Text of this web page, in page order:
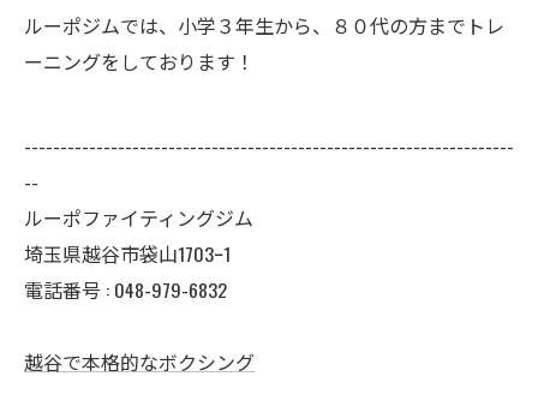
ルーポジムでは、小学３年生から、８０代の方までトレ
ーニングをしております！
--------------------------------------------------------------------
--
ルーポファイティングジム
埼玉県越谷市袋山1703ｰ1
電話番号 : 048-979-6832
越谷で本格的なボクシング